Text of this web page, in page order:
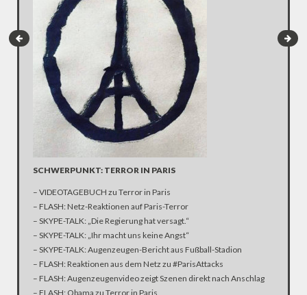
SCHWERPUNKT: TERROR IN PARIS
– VIDEOTAGEBUCH zu Terror in Paris
– FLASH: Netz-Reaktionen auf Paris-Terror
– SKYPE-TALK: „Die Regierung hat versagt.“
– SKYPE-TALK: „Ihr macht uns keine Angst“
– SKYPE-TALK: Augenzeugen-Bericht aus Fußball-Stadion
– FLASH: Reaktionen aus dem Netz zu #ParisAttacks
– FLASH: Augenzeugenvideo zeigt Szenen direkt nach Anschlag
– FLASH: Obama zu Terror in Paris